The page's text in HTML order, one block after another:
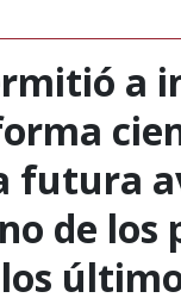
a
futura
de